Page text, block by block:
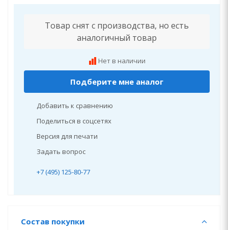
Товар снят с производства, но есть
аналогичный товар
Нет в наличии
Подберите мне аналог
Добавить к сравнению
Поделиться в соцсетях
Версия для печати
Задать вопрос
+7 (495) 125-80-77
Состав покупки